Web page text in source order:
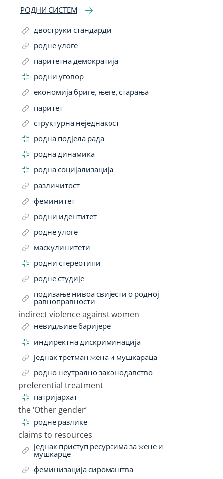
РОДНИ СИСТЕМ
двоструки стандарди
родне улоге
паритетна демократија
родни уговор
економија бриге, његе, старања
паритет
структурна неједнакост
родна подјела рада
родна динамика
родна социјализација
различитост
феминитет
родни идентитет
родне улоге
маскулинитети
родни стереотипи
родне студије
подизање нивоа свијести о родној
равноправности
indirect violence against women
Related Term
невидљиве баријере
индиректна дискриминација
једнак третман жена и мушкараца
родно неутрално законодавство
preferential treatment
Related Term
патријархат
the ‘Other gender’
Related Term
родне разлике
claims to resources
Related Term
једнак приступ ресурсима за жене и
мушкарце
феминизација сиромаштва